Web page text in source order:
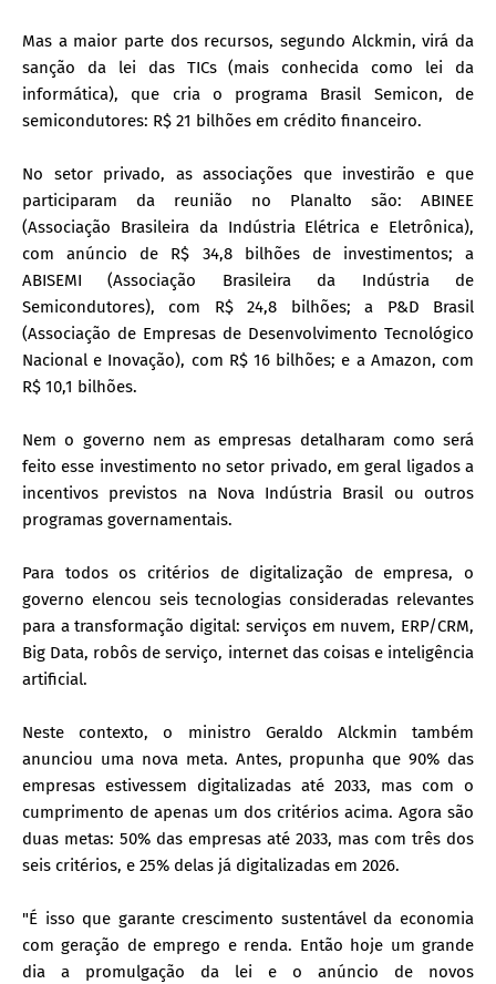
Mas a maior parte dos recursos, segundo Alckmin, virá da
sanção da lei das TICs (mais conhecida como lei da
informática), que cria o programa Brasil Semicon, de
semicondutores: R$ 21 bilhões em crédito financeiro.
No setor privado, as associações que investirão e que
participaram da reunião no Planalto são: ABINEE
(Associação Brasileira da Indústria Elétrica e Eletrônica),
com anúncio de R$ 34,8 bilhões de investimentos; a
ABISEMI (Associação Brasileira da Indústria de
Semicondutores), com R$ 24,8 bilhões; a P&D Brasil
(Associação de Empresas de Desenvolvimento Tecnológico
Nacional e Inovação), com R$ 16 bilhões; e a Amazon, com
R$ 10,1 bilhões.
Nem o governo nem as empresas detalharam como será
feito esse investimento no setor privado, em geral ligados a
incentivos previstos na Nova Indústria Brasil ou outros
programas governamentais.
Para todos os critérios de digitalização de empresa, o
governo elencou seis tecnologias consideradas relevantes
para a transformação digital: serviços em nuvem, ERP/CRM,
Big Data, robôs de serviço, internet das coisas e inteligência
artificial.
Neste contexto, o ministro Geraldo Alckmin também
anunciou uma nova meta. Antes, propunha que 90% das
empresas estivessem digitalizadas até 2033, mas com o
cumprimento de apenas um dos critérios acima. Agora são
duas metas: 50% das empresas até 2033, mas com três dos
seis critérios, e 25% delas já digitalizadas em 2026.
"É isso que garante crescimento sustentável da economia
com geração de emprego e renda. Então hoje um grande
dia a promulgação da lei e o anúncio de novos